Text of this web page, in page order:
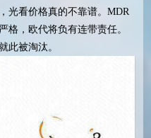
光看价格真的不靠谱。MDR
格，欧代将负有连带责任。
此被淘汰。